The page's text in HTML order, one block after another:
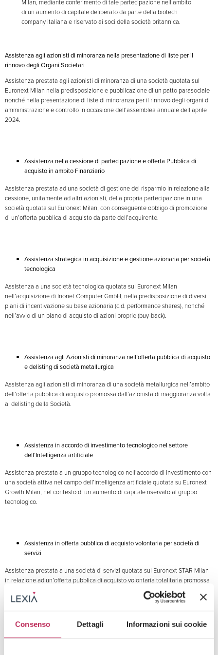
Consenso Dettagli Informazioni sui cookie
Milan, mediante conferimento di tale partecipazione nell’ambito
di un aumento di capitale deliberato da parte della biotech
company italiana e riservato ai soci della società britannica.
Assistenza agli azionisti di minoranza nella presentazione di liste per il
rinnovo degli Organi Societari
Assistenza prestata agli azionisti di minoranza di una società quotata sul
Euronext Milan nella predisposizione e pubblicazione di un patto parasociale
nonché nella presentazione di liste di minoranza per il rinnovo degli organi di
amministrazione e controllo in occasione dell’assemblea annuale dell’aprile
2024.
Assistenza nella cessione di partecipazione e offerta Pubblica di
acquisto in ambito Finanziario
Assistenza prestata ad una società di gestione del risparmio in relazione alla
cessione, unitamente ad altri azionisti, della propria partecipazione in una
società quotata sul Euronext Milan, con conseguente obbligo di promozione
di un’offerta pubblica di acquisto da parte dell’acquirente.
Assistenza strategica in acquisizione e gestione azionaria per società
tecnologica
Assistenza a una società tecnologica quotata sul Euronext Milan
nell’acquisizione di Inonet Computer GmbH, nella predisposizione di diversi
piani di incentivazione su base azionaria (c.d. performance shares), nonché
nell’avvio di un piano di acquisto di azioni proprie (buy-back).
Assistenza agli Azionisti di minoranza nell’offerta pubblica di acquisto
e delisting di società metallurgica
Assistenza agli azionisti di minoranza di una società metallurgica nell’ambito
dell’offerta pubblica di acquisto promossa dall’azionista di maggioranza volta
al delisting della Società.
Assistenza in accordo di investimento tecnologico nel settore
dell’Intelligenza artificiale
Assistenza prestata a un gruppo tecnologico nell’accordo di investimento con
una società attiva nel campo dell’intelligenza artificiale quotata su Euronext
Growth Milan, nel contesto di un aumento di capitale riservato al gruppo
tecnologico.
Assistenza in offerta pubblica di acquisto volontaria per società di
servizi
Assistenza prestata a una società di servizi quotata sul Euronext STAR Milan
in relazione ad un’offerta pubblica di acquisto volontaria totalitaria promossa
da un investitore, Cometa S.r.l.
Assistenza Legale al Collegio Sindacale in contestazione di sanzioni
CONSOB